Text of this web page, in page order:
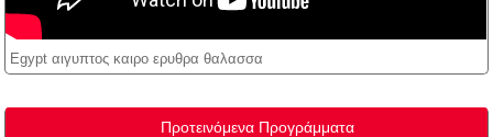
Egypt αιγυπτος καιρο ερυθρα θαλασσα
Προτεινόμενα Προγράμματα